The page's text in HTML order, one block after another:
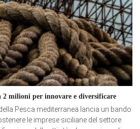
2 milioni per innovare e diversificare
Pesca mediterranea lancia un bando
le imprese siciliane del settore